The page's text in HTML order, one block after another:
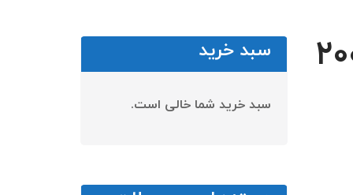
سبد خرید
سبد خرید شما خالی است.